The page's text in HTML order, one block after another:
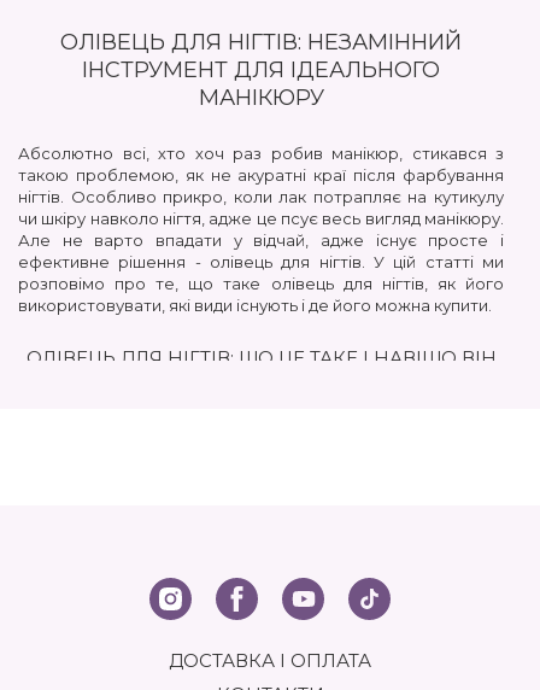
ОЛІВЕЦЬ ДЛЯ НІГТІВ: НЕЗАМІННИЙ
ІНСТРУМЕНТ ДЛЯ ІДЕАЛЬНОГО
МАНІКЮРУ
Абсолютно всі, хто хоч раз робив манікюр, стикався з
такою проблемою, як не акуратні краї після фарбування
нігтів. Особливо прикро, коли лак потрапляє на кутикулу
чи шкіру навколо нігтя, адже це псує весь вигляд манікюру.
Але не варто впадати у відчай, адже існує просте і
ефективне рішення - олівець для нігтів. У цій статті ми
розповімо про те, що таке олівець для нігтів, як його
використовувати, які види існують і де його можна купити.
ОЛІВЕЦЬ ДЛЯ НІГТІВ: ЩО ЦЕ ТАКЕ І НАВІЩО ВІН
НАВІЩО ПОТРІБЕН ОЛІВЕЦЬ ДЛЯ НІГТІВ?
виправлення дрібних похибок після нанесення лаку. Він
ДОСТАВКА І ОПЛАТА